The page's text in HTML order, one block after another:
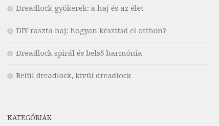
Dreadlock gyökerek: a haj és az élet
DIY raszta haj: hogyan készítsd el otthon?
Dreadlock spirál és belső harmónia
Belül dreadlock, kívül dreadlock
KATEGÓRIÁK